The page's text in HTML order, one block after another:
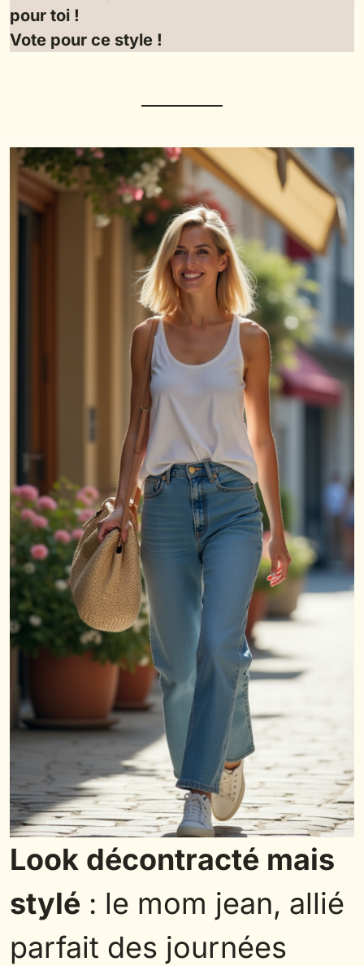
pour toi !
Vote pour ce style !
Look décontracté mais
stylé : le mom jean, allié
parfait des journées